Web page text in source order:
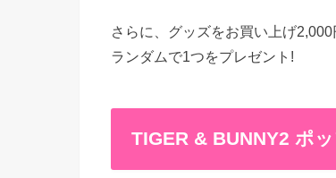
さらに、グッズをお買い上げ
ランダムで1つをプレゼント!
TIGER & BUNNY2 ポ